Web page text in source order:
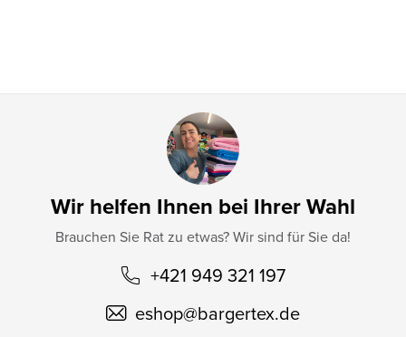
Wir helfen Ihnen bei Ihrer Wahl
Brauchen Sie Rat zu etwas? Wir sind für Sie da!
+421 949 321 197
eshop@bargertex.de